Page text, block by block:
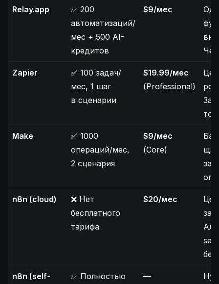
Relay.app
✅ 200
автоматизаций/
мес + 500 AI-
кредитов
$9/мес
Zapier
✅ 100 задач/
мес, 1 шаг
в сценарии
$19.99/мес
(Professional)
За
Make
✅ 1000
операций/мес,
2 сценария
$9/мес
(Core)
n8n (cloud)
❌ Нет
бесплатного
тарифа
$20/мес
n8n (self-
✅ Полностью
—